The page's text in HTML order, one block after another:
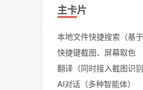
主卡片
本地文件快捷搜索（基于
快捷键截图、屏幕取色
翻译（同时接入截图识别
AI对话（多种智能体）